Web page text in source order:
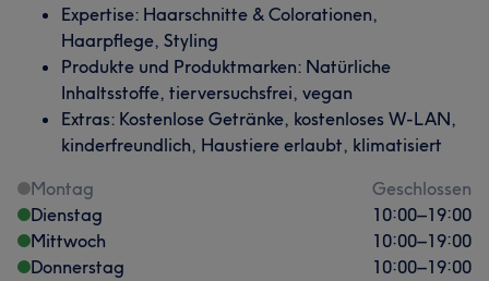
Expertise: Haarschnitte & Colorationen,
Haarpflege, Styling
Produkte und Produktmarken: Natürliche
Inhaltsstoffe, tierversuchsfrei, vegan
Extras: Kostenlose Getränke, kostenloses W-LAN,
kinderfreundlich, Haustiere erlaubt, klimatisiert
Montag
Geschlossen
Dienstag
10:00–19:00
Mittwoch
10:00–19:00
Donnerstag
10:00–19:00